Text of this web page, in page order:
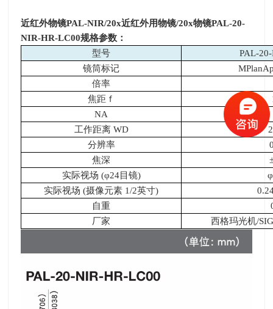
近红外物镜PAL-NIR/20x近红外用物镜/20x物镜PAL-20-
NIR-HR-LC00规格参数：
型号
PAL-
镜筒标记
倍率
焦距ｆ
NA
工作距离WD
分辨率
焦深
实际视场 (φ24目镜)
φ
实际视场 (摄像元素 1/2英寸)
自重
厂家
西格玛光机/